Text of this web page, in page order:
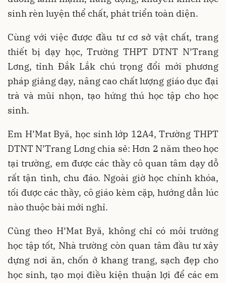
sinh rèn luyện thể chất, phát triển toàn diện.
Cùng với việc được đầu tư cơ sở vật chất, trang
thiết bị dạy học, Trường THPT DTNT N’Trang
Lơng, tỉnh Đắk Lắk chú trọng đổi mới phương
pháp giảng dạy, nâng cao chất lượng giáo dục đại
trà và mũi nhọn, tạo hứng thú học tập cho học
sinh.
Em H’Mat Byă, học sinh lớp 12A4, Trường THPT
DTNT N’Trang Lơng chia sẻ: Hơn 2 năm theo học
tại trường, em được các thầy cô quan tâm dạy dỗ
rất tận tình, chu đáo. Ngoài giờ học chính khóa,
tối được các thầy, cô giáo kèm cặp, hướng dẫn lúc
nào thuộc bài mới nghỉ.
Cũng theo H’Mat Byă, không chỉ có môi trường
học tập tốt, Nhà trường còn quan tâm đầu tư xây
dựng nơi ăn, chốn ở khang trang, sạch đẹp cho
học sinh, tạo mọi điều kiện thuận lợi để các em